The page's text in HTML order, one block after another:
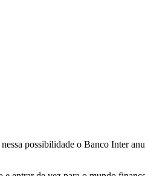
possibilidade o Banco Inter